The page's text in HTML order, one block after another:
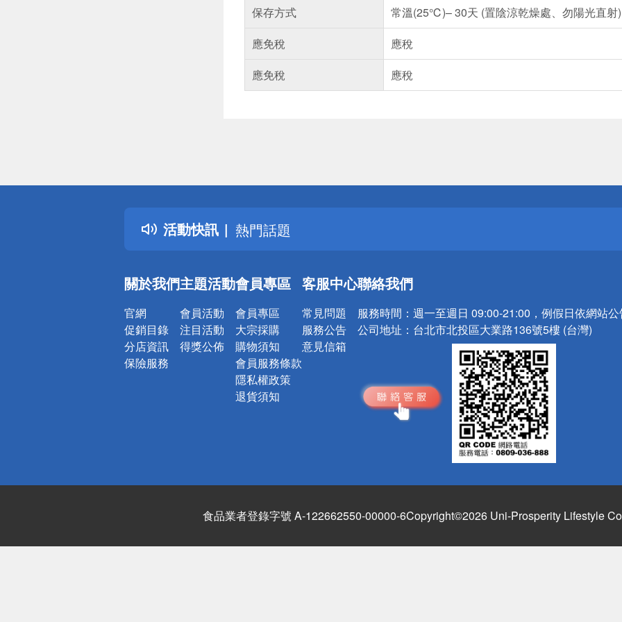
保存方式
常溫(25℃)– 30天 (置陰涼乾燥處、勿陽光直射)
應免稅
應稅
應免稅
應稅
活動快訊
詐騙網頁！請小心！
得獎公告
熱門話題
銀行優惠
詐騙網頁！請小心！
關於我們
官網
促銷目錄
分店資訊
保險服務
主題活動
會員活動
注目活動
得獎公佈
會員專區
會員專區
大宗採購
購物須知
會員服務條款
隱私權政策
退貨須知
客服中心
常見問題
服務公告
意見信箱
聯絡我們
服務時間： 週一至週日 09:00-21:00，例假日依網站
公司地址： 台北市北投區大業路136號5樓 (台灣)
食品業者登錄字號 A-122662550-00000-6Copyright©2026 Uni-Prosperity Lifestyle